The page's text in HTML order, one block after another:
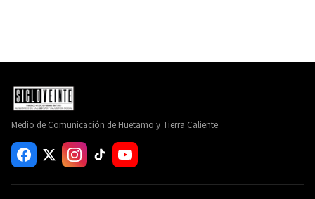
Medio de Comunicación de Huetamo y Tierra Caliente